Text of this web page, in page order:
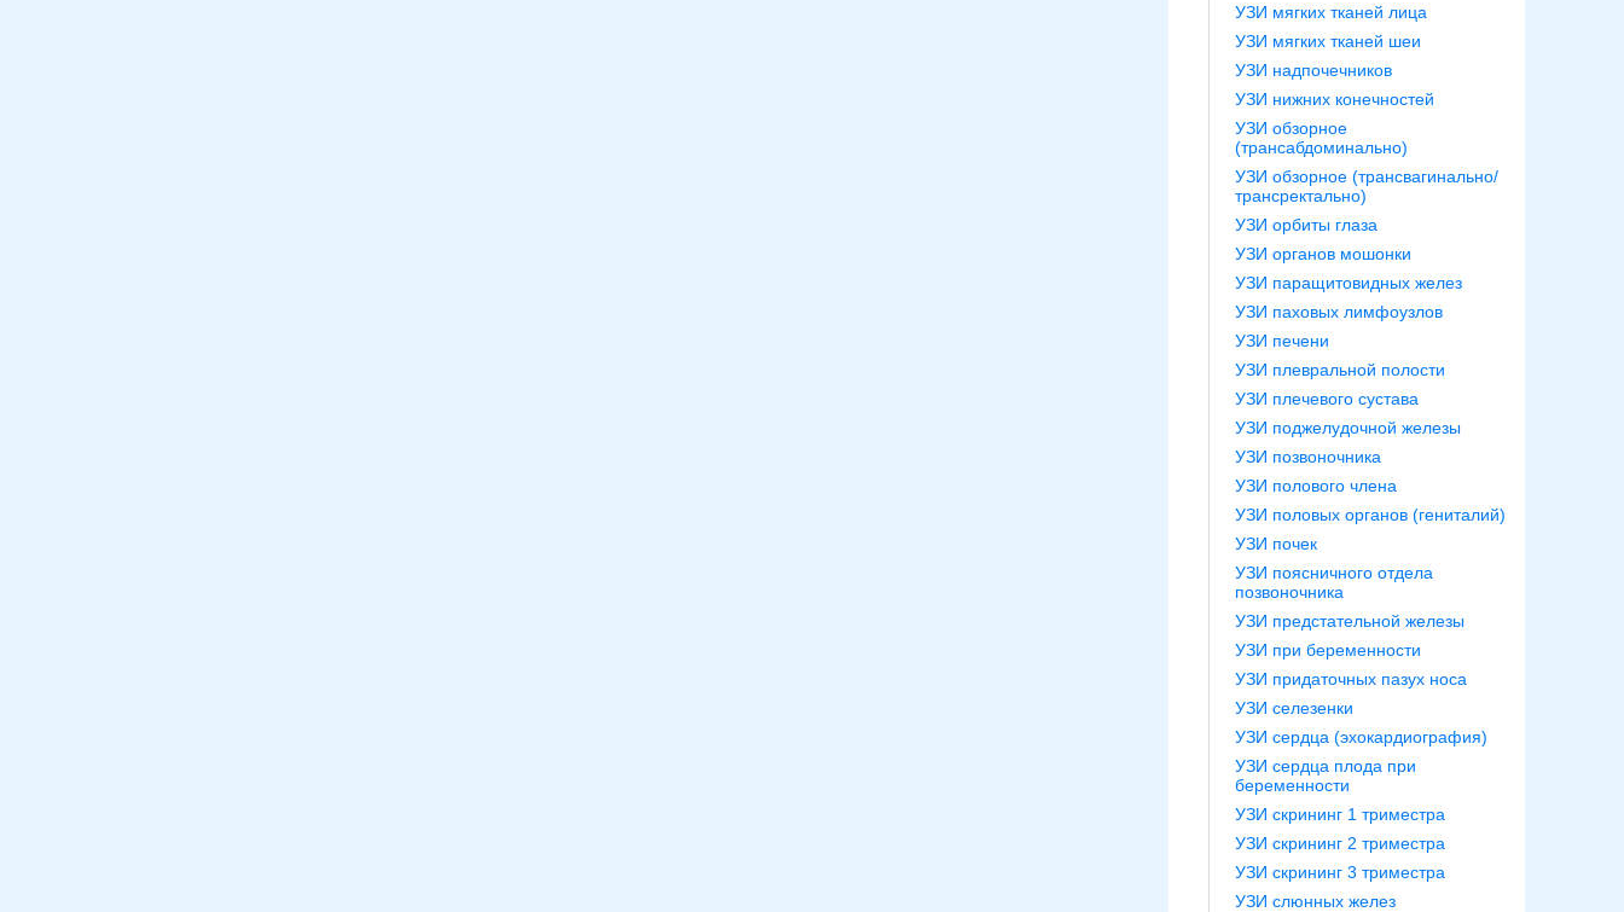
УЗИ мягких тканей лица
УЗИ мягких тканей шеи
УЗИ надпочечников
УЗИ нижних конечностей
УЗИ обзорное
(трансабдоминально)
УЗИ обзорное (трансвагинально/
трансректально)
УЗИ орбиты глаза
УЗИ органов мошонки
УЗИ паращитовидных желез
УЗИ паховых лимфоузлов
УЗИ печени
УЗИ плевральной полости
УЗИ плечевого сустава
УЗИ поджелудочной железы
УЗИ позвоночника
УЗИ полового члена
УЗИ половых органов (гениталий)
УЗИ почек
УЗИ поясничного отдела
позвоночника
УЗИ предстательной железы
УЗИ при беременности
УЗИ придаточных пазух носа
УЗИ селезенки
УЗИ сердца (эхокардиография)
УЗИ сердца плода при
беременности
УЗИ скрининг 1 триместра
УЗИ скрининг 2 триместра
УЗИ скрининг 3 триместра
УЗИ слюнных желез